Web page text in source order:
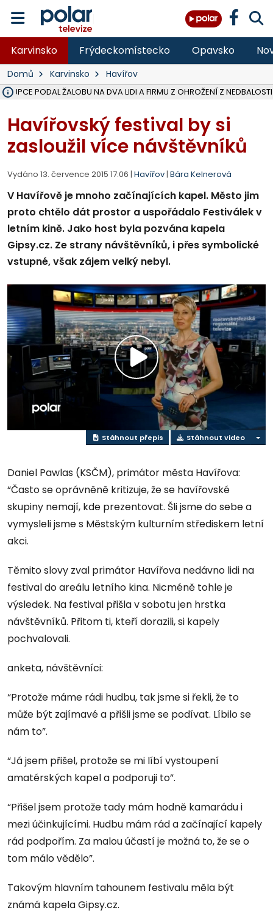
Karvinsko Frýdeckomístecko Opavsko
Domů Karvinsko Havířov
PODAL ŽALOBU NA DVA LIDI A FIRMU Z OHROŽENÍ Z NEDBALOSTI
Havířovský festival by si
zasloužil více návštěvníků
Vydáno 13. července 2015 17:06 | Havířov | Bára Kelnerová
V Havířově je mnoho začínajících kapel. Město jim
proto chtělo dát prostor a uspořádalo Festiválek v
letním kině. Jako host byla pozvána kapela
Gipsy.cz. Ze strany návštěvníků, i přes symbolické
vstupné, však zájem velký nebyl.
Přehrát
video
Stáhnout přepis Stáhnout video
Daniel Pawlas (KSČM), primátor města Havířova:
“Často se oprávněně kritizuje, že se havířovské
skupiny nemají, kde prezentovat. Šli jsme do sebe a
vymysleli jsme s Městským kulturním střediskem letní
akci.
Těmito slovy zval primátor Havířova nedávno lidi na
festival do areálu letního kina. Nicméně tohle je
výsledek. Na festival přišla v sobotu jen hrstka
návštěvníků. Přitom ti, kteří dorazili, si kapely
pochvalovali.
anketa, návštěvníci:
“Protože máme rádi hudbu, tak jsme si řekli, že to
může být zajímavé a přišli jsme se podívat. Líbilo se
nám to”.
“Já jsem přišel, protože se mi líbí vystoupení
amatérských kapel a podporuji to”.
“Přišel jsem protože tady mám hodně kamarádu i
mezi účinkujícími. Hudbu mám rád a začínající kapely
rád podpořím. Za malou účastí je možná to, že se o
tom málo vědělo”.
Takovým hlavním tahounem festivalu měla být
známá kapela Gipsy.cz.